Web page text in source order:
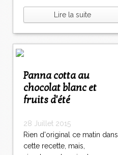
Lire la suite
Panna cotta au
chocolat blanc et
fruits d'été
28 Juillet 2015
Rien d'original ce matin dans
cette recette, mais,